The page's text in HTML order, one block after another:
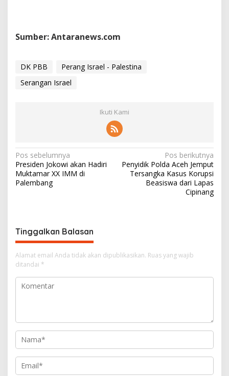
Sumber: Antaranews.com
DK PBB
Perang Israel - Palestina
Serangan Israel
Ikuti Kami
N
a
v
a
s
i
p
o
Pos sebelumnya
Presiden Jokowi akan Hadiri
Muktamar XX IMM di
Palembang
Pos berikutnya
Penyidik Polda Aceh Jemput
Tersangka Kasus Korupsi
Beasiswa dari Lapas
Cipinang
Tinggalkan Balasan
Alamat email Anda tidak akan dipublikasikan. Ruas yang wajib
ditandai *